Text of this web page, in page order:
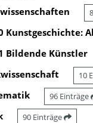
Kunstgeschichte:
Bildende Künstler
10
96 Einträge
90 Einträge